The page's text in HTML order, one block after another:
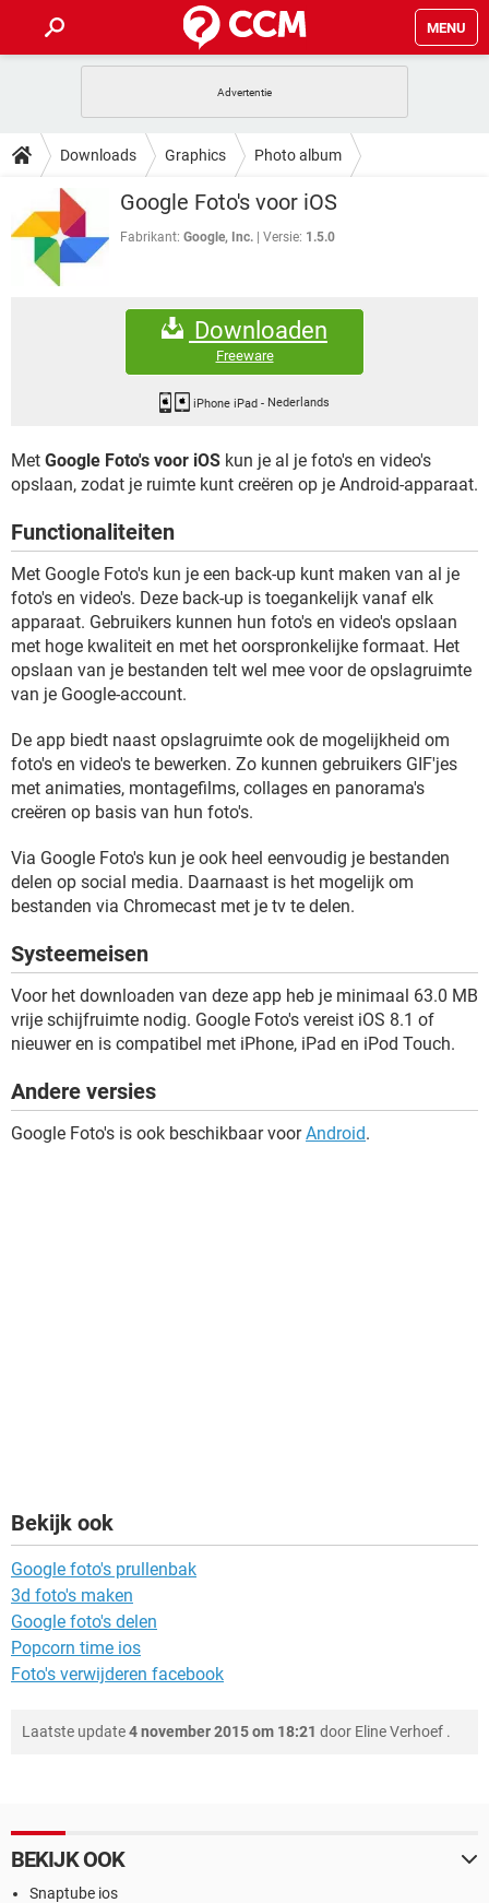
MENU
INSTAGRAM WINDOWS 10
NETFLIX CORONAVIRUS
GRATIS SNAPCHAT
TIKTOK
HOW-TO
VIDEOBELLEN
INSTAGRAM
NETFLIX
DOWNLOADS
VIDEOBELLEN GAMES
INSTAGRAM
CORONAVIRUS
SNAPCHAT
FORUM
WINDOWS 10
CORONAVIRUS
SNAPCHAT
GAMES
GRATIS SNAPCHAT
TIKTOK
Downloads Graphics Photo album
Google Foto's voor iOS
Fabrikant: Google, Inc. Versie: 1.5.0
Downloaden
Freeware
iPhone iPad - Nederlands
Met Google Foto's voor iOS kun je al je foto's en video's
opslaan, zodat je ruimte kunt creëren op je Android-apparaat.
Functionaliteiten
Met Google Foto's kun je een back-up kunt maken van al je
foto's en video's. Deze back-up is toegankelijk vanaf elk
apparaat. Gebruikers kunnen hun foto's en video's opslaan
met hoge kwaliteit en met het oorspronkelijke formaat. Het
opslaan van je bestanden telt wel mee voor de opslagruimte
van je Google-account.
De app biedt naast opslagruimte ook de mogelijkheid om
foto's en video's te bewerken. Zo kunnen gebruikers GIF'jes
met animaties, montagefilms, collages en panorama's
creëren op basis van hun foto's.
Via Google Foto's kun je ook heel eenvoudig je bestanden
delen op social media. Daarnaast is het mogelijk om
bestanden via Chromecast met je tv te delen.
Systeemeisen
Voor het downloaden van deze app heb je minimaal 63.0 MB
vrije schijfruimte nodig. Google Foto's vereist iOS 8.1 of
nieuwer en is compatibel met iPhone, iPad en iPod Touch.
Andere versies
Google Foto's is ook beschikbaar voorAndroid.
Bekijk ook
Google foto's prullenbak
3d foto's maken
Google foto's delen
Popcorn time ios
Foto's verwijderen facebook
Laatste update4 november 2015 om 18:21 door Eline Verhoef .
BEKIJK OOK
Snaptube ios